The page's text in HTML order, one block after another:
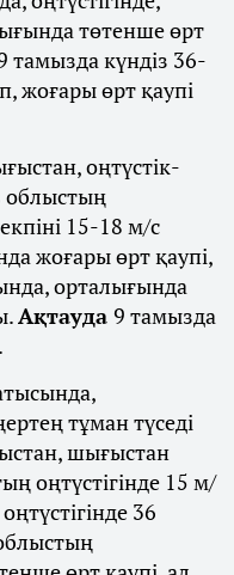
төтенше өрт
тамызда күндіз 36-
жоғары өрт қаупі
оңтүстік-
облыстың
15-18 м/с
жоғары өрт қаупі,
орталығында
Ақтауда 9 тамызда
тұман түседі
шығыстан
оңтүстігінде 15 м/
36